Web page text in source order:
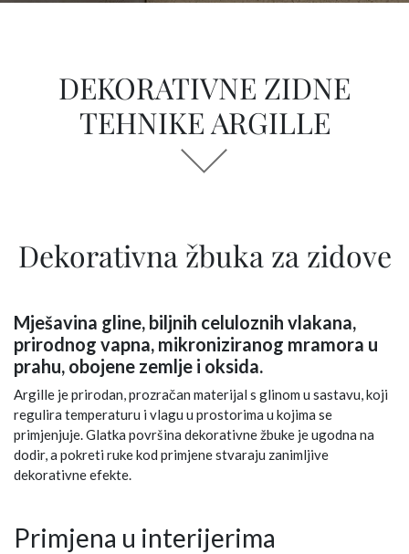
DEKORATIVNE ZIDNE
TEHNIKE ARGILLE
Dekorativna žbuka za zidove
Mješavina gline, biljnih celuloznih vlakana,
prirodnog vapna, mikroniziranog mramora u
prahu, obojene zemlje i oksida.
Argille je prirodan, prozračan materijal s glinom u sastavu, koji
regulira temperaturu i vlagu u prostorima u kojima se
primjenjuje. Glatka površina dekorativne žbuke je ugodna na
dodir, a pokreti ruke kod primjene stvaraju zanimljive
dekorativne efekte.
Primjena u interijerima